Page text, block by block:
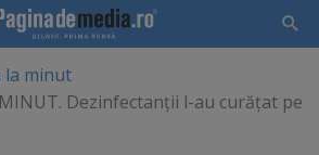
la minut
MINUT. Dezinfectanţii l-au curăţat pe